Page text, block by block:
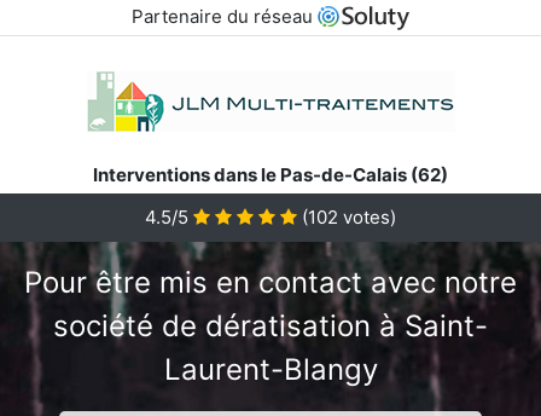
Partenaire du réseau
Interventions dans le Pas-de-Calais (62)
4.5/5
(102 votes)
Pour être mis en contact avec notre
société de dératisation à Saint-
Laurent-Blangy